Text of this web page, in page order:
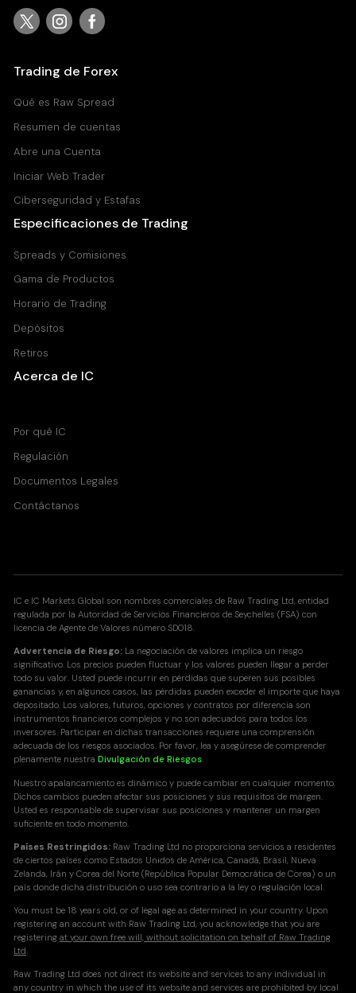
Trading de Forex
Qué es Raw Spread
Resumen de cuentas
Abre una Cuenta
Iniciar Web Trader
Ciberseguridad y Estafas
Especificaciones de Trading
Spreads y Comisiones
Gama de Productos
Horario de Trading
Depósitos
Retiros
Acerca de IC
Por qué IC
Regulación
Documentos Legales
Contáctanos
IC e IC Markets Global son nombres comerciales de Raw Trading Ltd, entidad
regulada por la Autoridad de Servicios Financieros de Seychelles (FSA) con
licencia de Agente de Valores número SD018.
Advertencia de Riesgo: La negociación de valores implica un riesgo
significativo. Los precios pueden fluctuar y los valores pueden llegar a perder
todo su valor. Usted puede incurrir en pérdidas que superen sus posibles
ganancias y, en algunos casos, las pérdidas pueden exceder el importe que haya
depositado. Los valores, futuros, opciones y contratos por diferencia son
instrumentos financieros complejos y no son adecuados para todos los
inversores. Participar en dichas transacciones requiere una comprensión
adecuada de los riesgos asociados. Por favor, lea y asegúrese de comprender
plenamente nuestraDivulgación de Riesgos.
Nuestro apalancamiento es dinámico y puede cambiar en cualquier momento.
Dichos cambios pueden afectar sus posiciones y sus requisitos de margen.
Usted es responsable de supervisar sus posiciones y mantener un margen
suficiente en todo momento.
Países Restringidos: Raw Trading Ltd no proporciona servicios a residentes
de ciertos países como Estados Unidos de América, Canadá, Brasil, Nueva
Zelanda, Irán y Corea del Norte (República Popular Democrática de Corea) o un
país donde dicha distribución o uso sea contrario a la ley o regulación local.
You must be 18 years old, or of legal age as determined in your country. Upon
registering an account with Raw Trading Ltd, you acknowledge that you are
registeringat your own free will, without solicitation on behalf of Raw Trading
Ltd.
Raw Trading Ltd does not direct its website and services to any individual in
any country in which the use of its website and services are prohibited by local